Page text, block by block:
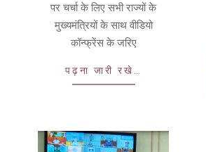
पर चर्चा के लिए सभी राज्यों के
मुख्यमंत्रियों के साथ वीडियो
कॉन्फ्रेंस के जरिए
पढ़ना जारी रखे…